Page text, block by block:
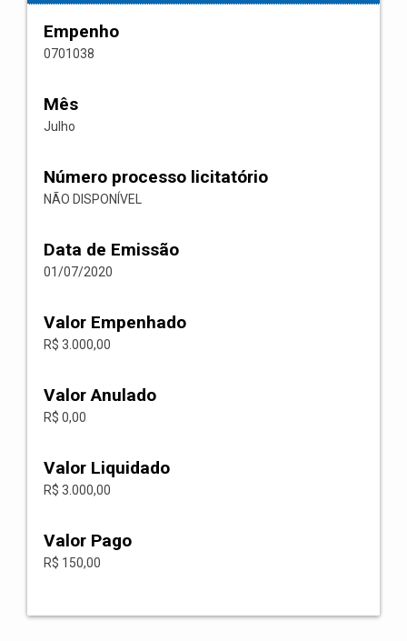
Empenho
0701038
Mês
Julho
Número processo licitatório
NÃO DISPONÍVEL
Data de Emissão
01/07/2020
Valor Empenhado
R$ 3.000,00
Valor Anulado
R$ 0,00
Valor Liquidado
R$ 3.000,00
Valor Pago
R$ 150,00